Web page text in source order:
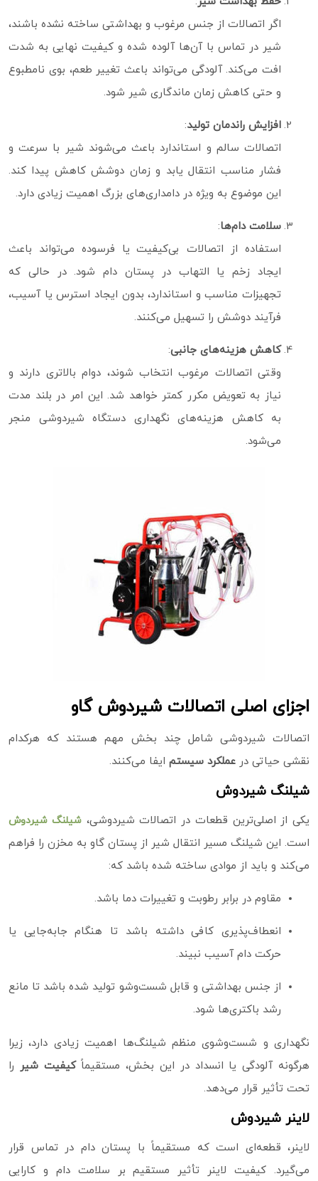
اگر اتصالات از جنس مرغوب و بهداشتی ساخته نشده باشند،
شیر در تماس با آن‌ها آلوده شده و کیفیت نهایی به‌ شدت
افت می‌کند. آلودگی می‌تواند باعث تغییر طعم، بوی نامطبوع
و حتی کاهش زمان ماندگاری شیر شود.
افزایش راندمان تولید:
اتصالات سالم و استاندارد باعث می‌شوند شیر با سرعت و
فشار مناسب انتقال یابد و زمان دوشش کاهش پیدا کند.
این موضوع به‌ ویژه در دامداری‌های بزرگ اهمیت زیادی دارد.
سلامت دام‌ها:
استفاده از اتصالات بی‌کیفیت یا فرسوده می‌تواند باعث
ایجاد زخم یا التهاب در پستان دام شود. در حالی که
تجهیزات مناسب و استاندارد، بدون ایجاد استرس یا آسیب،
فرآیند دوشش را تسهیل می‌کنند.
کاهش هزینه‌های جانبی:
وقتی اتصالات مرغوب انتخاب شوند، دوام بالاتری دارند و
نیاز به تعویض مکرر کمتر خواهد شد. این امر در بلند مدت
به کاهش هزینه‌های نگهداری دستگاه شیردوشی منجر
می‌شود.
اجزای اصلی اتصالات شیردوش گاو
اتصالات شیردوشی شامل چند بخش مهم هستند که هرکدام
نقشی حیاتی در عملکرد سیستم ایفا می‌کنند.
شیلنگ شیردوش
یکی از اصلی‌ترین قطعات در اتصالات شیردوشی،شیلنگ شیردوش
است. این شیلنگ مسیر انتقال شیر از پستان گاو به مخزن را فراهم
می‌کند و باید از موادی ساخته شده باشد که:
مقاوم در برابر رطوبت و تغییرات دما باشد.
انعطاف‌پذیری کافی داشته باشد تا هنگام جابه‌جایی یا
حرکت دام آسیب نبیند.
از جنس بهداشتی و قابل شست‌وشو تولید شده باشد تا مانع
رشد باکتری‌ها شود.
نگهداری و شست‌وشوی منظم شیلنگ‌ها اهمیت زیادی دارد، زیرا
هرگونه آلودگی یا انسداد در این بخش، مستقیماًکیفیت شیر را
تحت تأثیر قرار می‌دهد.
لاینر شیردوش
لاینر، قطعه‌ای است که مستقیماً با پستان دام در تماس قرار
می‌گیرد. کیفیت لاینر تأثیر مستقیم بر سلامت دام و کارایی